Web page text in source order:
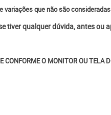
variações que não são
tiver qualquer dúvida, antes ou
CONFORME O MONITOR OU TELA